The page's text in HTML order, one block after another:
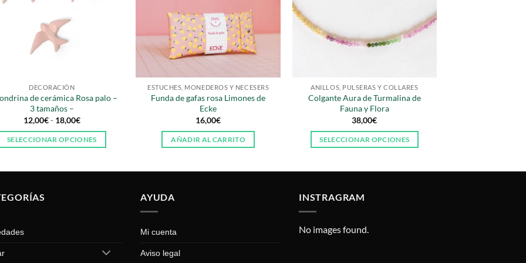
DECORACIÓN
de cerámica Rosa palo –
3 tamaños –
12,00€- 18,00€Rango
precios:
desde
SELECCIONAR OPCIONES
ESTUCHES, MONEDEROS Y NECESERS
Funda de gafas rosa Limones de
Ecke
16,00€
AÑADIR AL CARRITO
ANILLOS, PULSERAS Y COLLARES
Colgante Aura de Turmalina de
Fauna y Flora
38,00€
SELECCIONAR OPCIONES
múltiples
opciones
AYUDA
Mi cuenta
Aviso legal
INSTRAGRAM
No images found.